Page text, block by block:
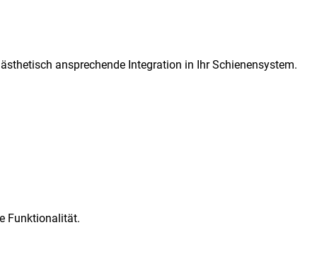
ansprechende Integration in Ihr Schienensystem.
Funktionalität.